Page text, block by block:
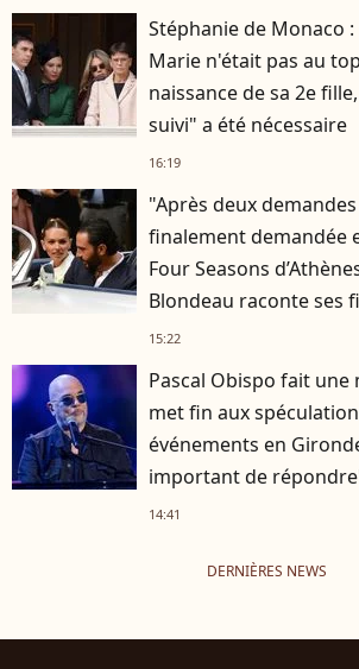
Stéphanie de Monaco
Marie n'était pas au
naissance de sa 2e
suivi" a été nécessaire
16:19
"Après deux demandes
finalement demandée
Four Seasons
Blondeau raconte ses
15:22
Pascal Obispo fait
met fin aux
événements en
important de
14:41
DERNIÈRES NEWS